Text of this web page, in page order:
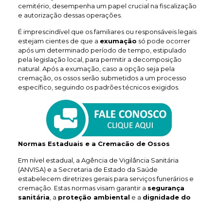
cemitério, desempenha um papel crucial na fiscalização
e autorização dessas operações.
É imprescindível que os familiares ou responsáveis legais
estejam cientes de que a exumação só pode ocorrer
após um determinado período de tempo, estipulado
pela legislação local, para permitir a decomposição
natural. Após a exumação, caso a opção seja pela
cremação, os ossos serão submetidos a um processo
específico, seguindo os padrões técnicos exigidos.
Normas Estaduais e a Cremacão de Ossos
Em nível estadual, a Agência de Vigilância Sanitária
(ANVISA) e a Secretaria de Estado da Saúde
estabelecem diretrizes gerais para serviços funerários e
cremação. Estas normas visam garantir a segurança
sanitária , a proteção ambiental e a dignidade do